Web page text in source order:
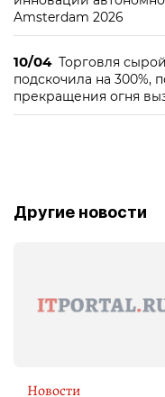
Amsterdam 2026
10/04 Торговля
подскочила на 300%,
прекращения огня
Другие новости
Новости